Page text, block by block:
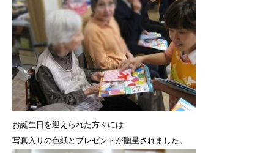
お誕生日を迎えられた方々には
写真入りの色紙とプレゼントが贈呈されました。